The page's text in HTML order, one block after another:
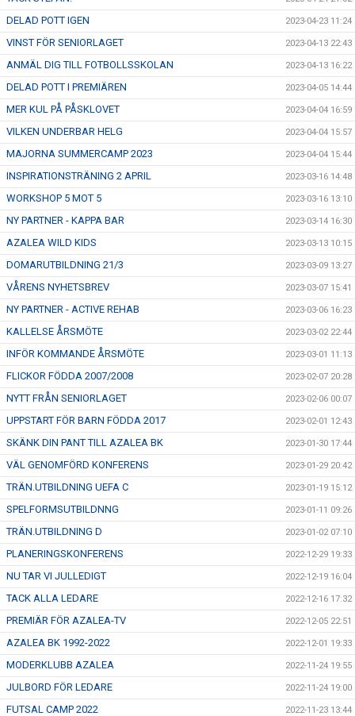
DELAD POTT IGEN 2023-04-23 11:24
VINST FÖR SENIORLAGET 2023-04-13 22:43
ANMÄL DIG TILL FOTBOLLSSKOLAN 2023-04-13 16:22
DELAD POTT I PREMIÄREN 2023-04-05 14:44
MER KUL PÅ PÅSKLOVET 2023-04-04 16:59
VILKEN UNDERBAR HELG 2023-04-04 15:57
MAJORNA SUMMERCAMP 2023 2023-04-04 15:44
INSPIRATIONSTRÄNING 2 APRIL 2023-03-16 14:48
WORKSHOP 5 MOT 5 2023-03-16 13:10
NY PARTNER - KAPPA BAR 2023-03-14 16:30
AZALEA WILD KIDS 2023-03-13 10:15
DOMARUTBILDNING 21/3 2023-03-09 13:27
VÅRENS NYHETSBREV 2023-03-07 15:41
NY PARTNER - ACTIVE REHAB 2023-03-06 16:23
KALLELSE ÅRSMÖTE 2023-03-02 22:44
INFÖR KOMMANDE ÅRSMÖTE 2023-03-01 11:13
FLICKOR FÖDDA 2007/2008 2023-02-07 20:28
NYTT FRÅN SENIORLAGET 2023-02-06 00:07
UPPSTART FÖR BARN FÖDDA 2017 2023-02-01 12:43
SKÄNK DIN PANT TILL AZALEA BK 2023-01-30 17:44
VÄL GENOMFÖRD KONFERENS 2023-01-29 20:42
TRÄN.UTBILDNING UEFA C 2023-01-19 15:12
SPELFORMSUTBILDNNG 2023-01-11 09:26
TRÄN.UTBILDNING D 2023-01-02 07:10
PLANERINGSKONFERENS 2022-12-29 19:33
NU TAR VI JULLEDIGT 2022-12-19 16:04
TACK ALLA LEDARE 2022-12-16 17:32
PREMIÄR FÖR AZALEA-TV 2022-12-05 22:51
AZALEA BK 1992-2022 2022-12-01 19:33
MODERKLUBB AZALEA 2022-11-24 19:55
JULBORD FÖR LEDARE 2022-11-24 19:00
FUTSAL CAMP 2022 2022-11-23 13:44